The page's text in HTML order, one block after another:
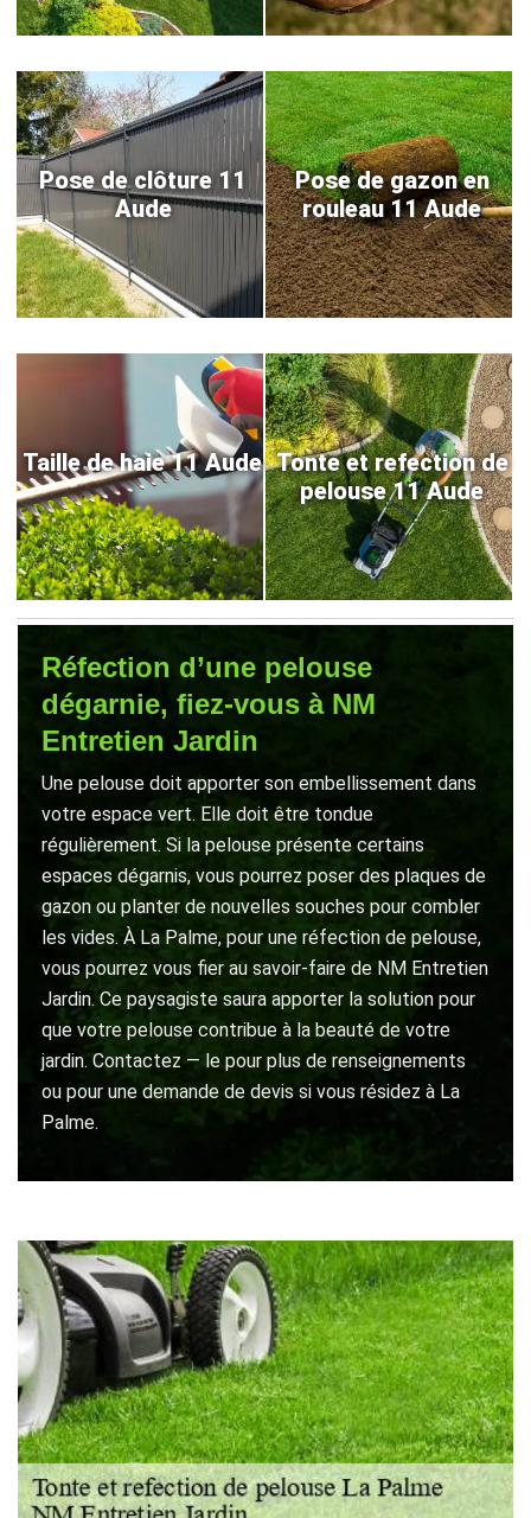
Pose de clôture 11
Aude
Pose de gazon en
rouleau 11 Aude
Taille de haie 11 Aude Tonte et refection de
pelouse 11 Aude
Réfection d’une pelouse
dégarnie, fiez-vous à NM
Entretien Jardin
Une pelouse doit apporter son embellissement dans
votre espace vert. Elle doit être tondue
régulièrement. Si la pelouse présente certains
espaces dégarnis, vous pourrez poser des plaques de
gazon ou planter de nouvelles souches pour combler
les vides. À La Palme, pour une réfection de pelouse,
vous pourrez vous fier au savoir-faire de NM Entretien
Jardin. Ce paysagiste saura apporter la solution pour
que votre pelouse contribue à la beauté de votre
jardin. Contactez — le pour plus de renseignements
ou pour une demande de devis si vous résidez à La
Palme.